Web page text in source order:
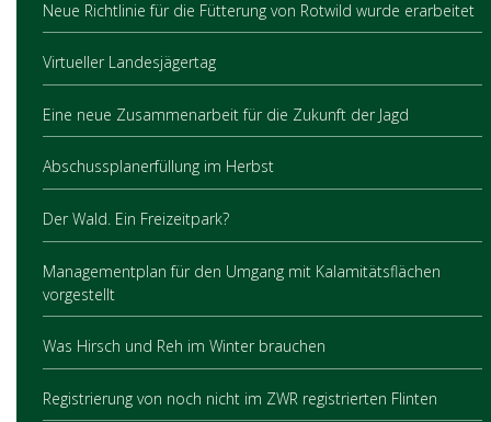
Neue Richtlinie für die Fütterung von Rotwild wurde erarbeitet
Virtueller Landesjägertag
Eine neue Zusammenarbeit für die Zukunft der Jagd
Abschussplanerfüllung im Herbst
Der Wald. Ein Freizeitpark?
Managementplan für den Umgang mit Kalamitätsflächen
vorgestellt
Was Hirsch und Reh im Winter brauchen
Registrierung von noch nicht im ZWR registrierten Flinten